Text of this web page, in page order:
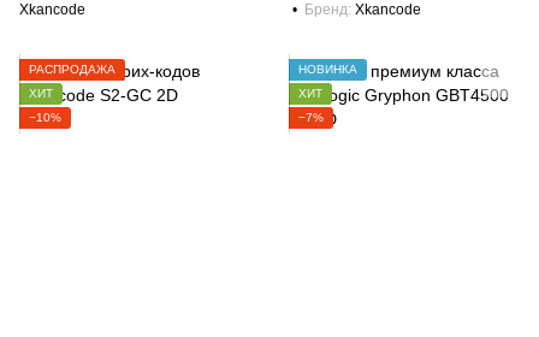
Xkancode
Бренд Xkancode
РАСПРОДАЖА
ХИТ
−10%
НОВИНКА
ХИТ
−7%